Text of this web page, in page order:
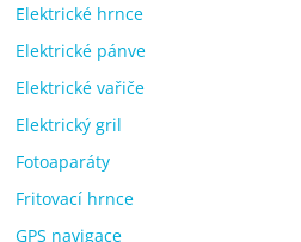
Elektrické hrnce
Elektrické pánve
Elektrické vařiče
Elektrický gril
Fotoaparáty
Fritovací hrnce
GPS navigace